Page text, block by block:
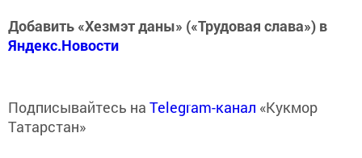
Добавить «Хезмэт даны» («Трудовая слава») в
Яндекс.Новости
Подписывайтесь на Telegram-канал «Кукмор
Татарстан»